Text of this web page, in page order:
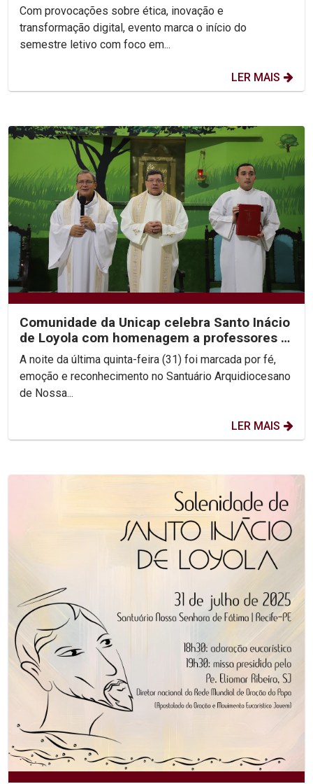
abertura da...
Com provocações sobre ética, inovação e
transformação digital, evento marca o início do
semestre letivo com foco em...
LER MAIS
Comunidade da Unicap celebra Santo Inácio
de Loyola com homenagem a professores e
jesuítas
A noite da última quinta-feira (31) foi marcada por fé,
emoção e reconhecimento no Santuário Arquidiocesano
de Nossa...
LER MAIS